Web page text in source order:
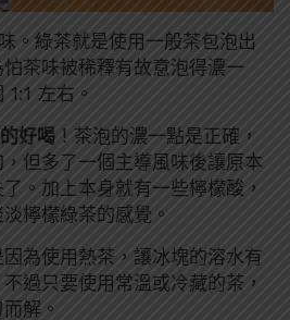
。綠茶就是使用一般茶包泡出
茶味被稀釋有故意泡得濃一
左右。
好喝 ！茶泡的濃一點是正確，
但多了一個主導風味後讓原本
。加上本身就有一些檸檬酸，
檸檬綠茶的感覺。
為使用熱茶，讓冰塊的溶水有
過只要使用常溫或冷藏的茶，
解。